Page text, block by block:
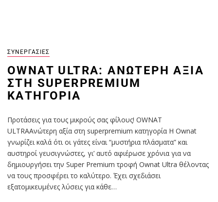
ΣΥΝΕΡΓΑΣΊΕΣ
OWNAT ULTRA: ΑΝΏΤΕΡΗ ΑΞΊΑ
ΣΤΗ SUPERPREMIUM
ΚΑΤΗΓΟΡΊΑ
Προτάσεις για τους μικρούς σας φίλους! OWNAT
ULTRAΑνώτερη αξία στη superpremium κατηγορία Η Ownat
γνωρίζει καλά ότι οι γάτες είναι “μυστήρια πλάσματα” και
αυστηροί γευσιγνώστες, γι’ αυτό αφιέρωσε χρόνια για να
δημιουργήσει την Super Premium τροφή Ownat Ultra θέλοντας
να τους προσφέρει το καλύτερο. Έχει σχεδιάσει
εξατομικευμένες λύσεις για κάθε…